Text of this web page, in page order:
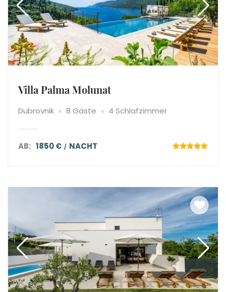
Villa Palma Molunat
Dubrovnik 8 Gäste 4 Schlafzimmer
AB: 1850 € NACHT